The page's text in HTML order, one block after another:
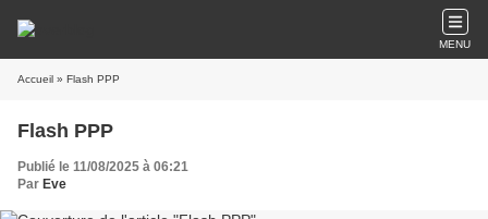
MENU
Accueil » Flash PPP
Flash PPP
Publié le 11/08/2025 à 06:21
Par Eve